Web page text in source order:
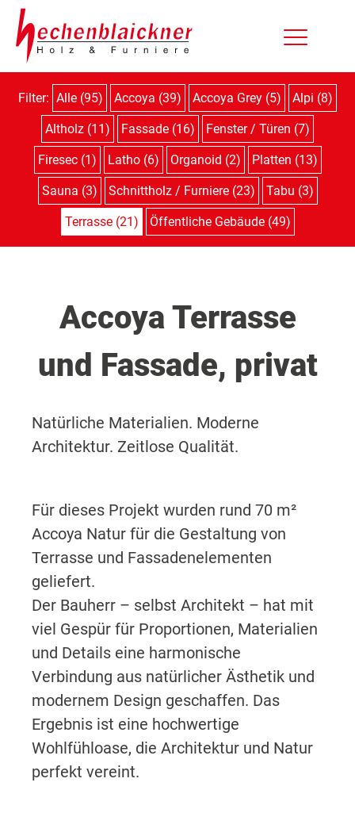
Filter: Alle (95) Accoya (39) Accoya Grey (5) Alpi (8)
Altholz (11) Fassade (16) Fenster / Türen (7)
Firesec (1) Latho (6) Organoid (2) Platten (13)
Sauna (3) Schnittholz / Furniere (23) Tabu (3)
Terrasse (21) Öffentliche Gebäude (49)
Accoya Terrasse
und Fassade, privat
Natürliche Materialien. Moderne
Architektur. Zeitlose Qualität.
Für dieses Projekt wurden rund 70 m²
Accoya Natur für die Gestaltung von
Terrasse und Fassadenelementen
geliefert.
Der Bauherr – selbst Architekt – hat mit
viel Gespür für Proportionen, Materialien
und Details eine harmonische
Verbindung aus natürlicher Ästhetik und
modernem Design geschaffen. Das
Ergebnis ist eine hochwertige
Wohlfühloase, die Architektur und Natur
perfekt vereint.